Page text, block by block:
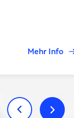
Mehr Info